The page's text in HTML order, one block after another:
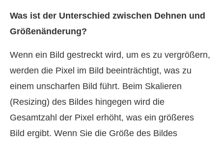
Was ist der Unterschied zwischen Dehnen und
Größenänderung?
Wenn ein Bild gestreckt wird, um es zu vergrößern,
werden die Pixel im Bild beeinträchtigt, was zu
einem unscharfen Bild führt. Beim Skalieren
(Resizing) des Bildes hingegen wird die
Gesamtzahl der Pixel erhöht, was ein größeres
Bild ergibt. Wenn Sie die Größe des Bildes